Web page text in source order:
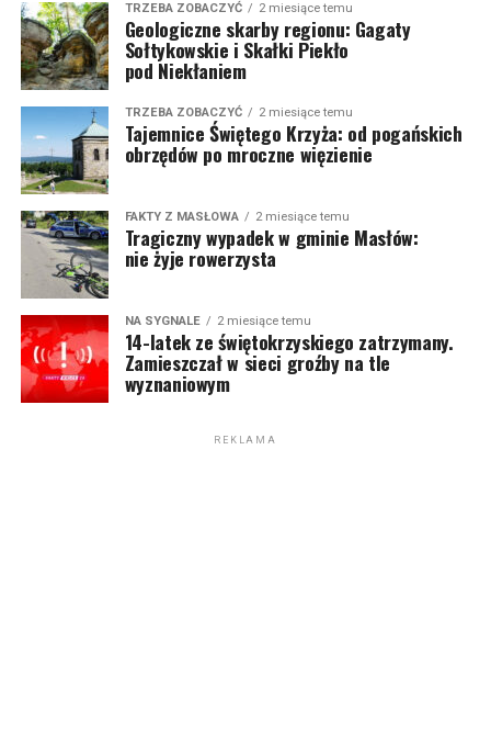
TRZEBA ZOBACZYĆ 2 miesiące temu
Geologiczne skarby regionu: Gagaty
Sołtykowskie i Skałki Piekło
pod Niekłaniem
TRZEBA ZOBACZYĆ 2 miesiące temu
Tajemnice Świętego Krzyża: od pogańskich
obrzędów po mroczne więzienie
FAKTY Z MASŁOWA 2 miesiące temu
Tragiczny wypadek w gminie Masłów:
nie żyje rowerzysta
NA SYGNALE 2 miesiące temu
14-latek ze świętokrzyskiego zatrzymany.
Zamieszczał w sieci groźby na tle
wyznaniowym
REKLAMA